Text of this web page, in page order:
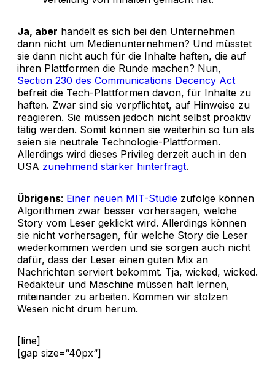
Ja, aber handelt es sich bei den Unternehmen
dann nicht um Medienunternehmen? Und müsstet
sie dann nicht auch für die Inhalte haften, die auf
ihren Plattformen die Runde machen? Nun,
Section 230 des Communications Decency Act
befreit die Tech-Plattformen davon, für Inhalte zu
haften. Zwar sind sie verpflichtet, auf Hinweise zu
reagieren. Sie müssen jedoch nicht selbst proaktiv
tätig werden. Somit können sie weiterhin so tun als
seien sie neutrale Technologie-Plattformen.
Allerdings wird dieses Privileg derzeit auch in den
USA zunehmend stärker hinterfragt.
Übrigens: Einer neuen MIT-Studie zufolge können
Algorithmen zwar besser vorhersagen, welche
Story vom Leser geklickt wird. Allerdings können
sie nicht vorhersagen, für welche Story die Leser
wiederkommen werden und sie sorgen auch nicht
dafür, dass der Leser einen guten Mix an
Nachrichten serviert bekommt. Tja, wicked, wicked.
Redakteur und Maschine müssen halt lernen,
miteinander zu arbeiten. Kommen wir stolzen
Wesen nicht drum herum.
[line]
[gap size=“40px“]